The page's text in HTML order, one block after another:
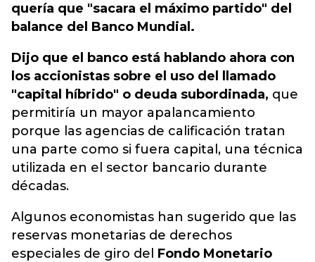
quería que "sacara el máximo partido" del
balance del Banco Mundial.
Dijo que el banco está hablando ahora con
los accionistas sobre el uso del llamado
"capital híbrido" o deuda subordinada, que
permitiría un mayor apalancamiento
porque las agencias de calificación tratan
una parte como si fuera capital, una técnica
utilizada en el sector bancario durante
décadas.
Algunos economistas han sugerido que las
reservas monetarias de derechos
especiales de giro del Fondo Monetario